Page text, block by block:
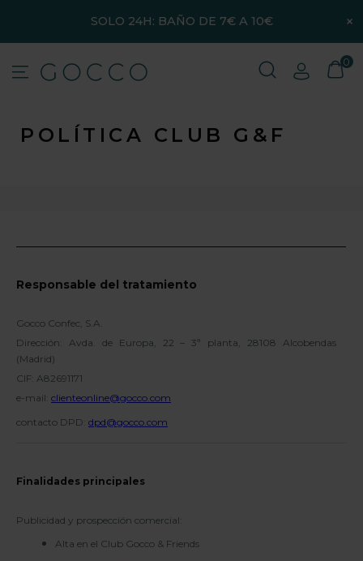
SOLO 24H: BAÑO DE 7€ A 10€ ×
0
POLÍTICA CLUB G&F
Responsable del tratamiento
Gocco Confec, S.A.
Dirección: Avda. de Europa, 22 – 3ª planta, 28108 Alcobendas
(Madrid)
CIF: A82691171
e-mail: clienteonline@gocco.com
contacto DPD: dpd@gocco.com
Finalidades principales
Publicidad y prospección comercial:
Alta en el Club Gocco & Friends